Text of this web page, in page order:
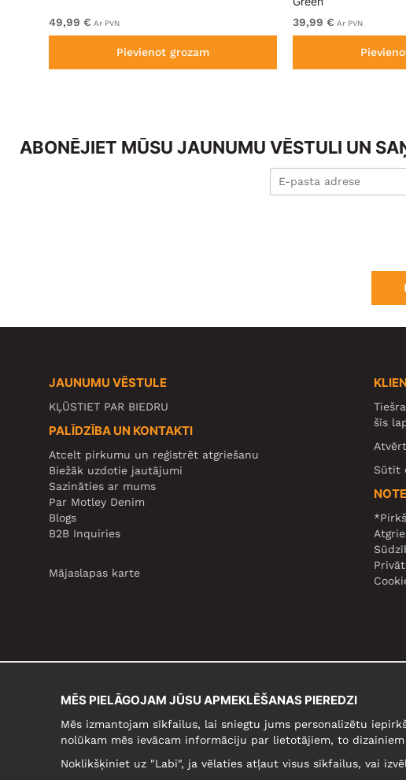
49,99 € Ar PVN
Pievienot grozam
39,99 € Ar PVN
ABONĒJIET MŪSU JAUNUMU VĒSTULI UN
JAUNUMU VĒSTULE
KĻŪSTIET PAR BIEDRU
PALĪDZĪBA UN KONTAKTI
Atcelt pirkumu un reģistrēt atgriešanu
Biežāk uzdotie jautājumi
Sazināties ar mums
Par Motley Denim
Blogs
B2B Inquiries
Mājaslapas karte
šīs
Sūtīt
MĒS PIELĀGOJAM JŪSU APMEKLĒŠANAS PIEREDZI
Mēs izmantojam sīkfailus, lai sniegtu jums personalizētu
nolūkam mēs ievācam informāciju par lietotājiem, to
Noklikšķiniet uz "Labi", ja vēlaties atļaut visus sīkfailus, vai